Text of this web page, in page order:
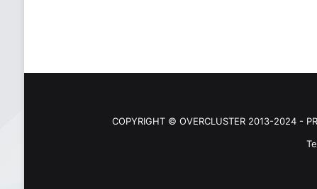
COPYRIGHT © OVERCLUSTER 2013-2024 -